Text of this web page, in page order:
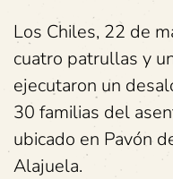
Los Chiles, 22 de
cuatro patrullas y
ejecutaron un
30 familias del
ubicado en Pavón
Alajuela.